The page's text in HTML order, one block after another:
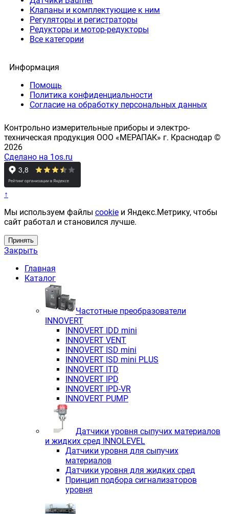
Клапаны и комплектующие к ним
Регуляторы и регистраторы
Редукторы и мотор-редукторы
Все категории
Информация
Помощь
Политика конфиденциальности
Согласие на обработку персональных данных
Контрольно измерительные приборы и электро-
техническая продукция ООО «МЕРАПАК» г. Краснодар ©
2026
Сделано на 1os.ru
↑
Мы используем файлы cookie и Яндекс.Метрику, чтобы
сайт работал и становился лучше.
Принять
Закрыть
Главная
Каталог
Частотные преобразователи
INNOVERT
INNOVERT IDD mini
INNOVERT VENT
INNOVERT ISD mini
INNOVERT ISD mini PLUS
INNOVERT ITD
INNOVERT IРD
INNOVERT IРD-VR
INNOVERT PUMP
Датчики уровня сыпучих материалов
и жидких сред INNOLEVEL
Датчики уровня для сыпучих
материалов
Датчики уровня для жидких сред
Принцип подбора сигнализаторов
уровня